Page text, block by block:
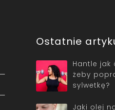
Ostatnie
Hantle jak
żeby
sylwetkę?
Jaki olej